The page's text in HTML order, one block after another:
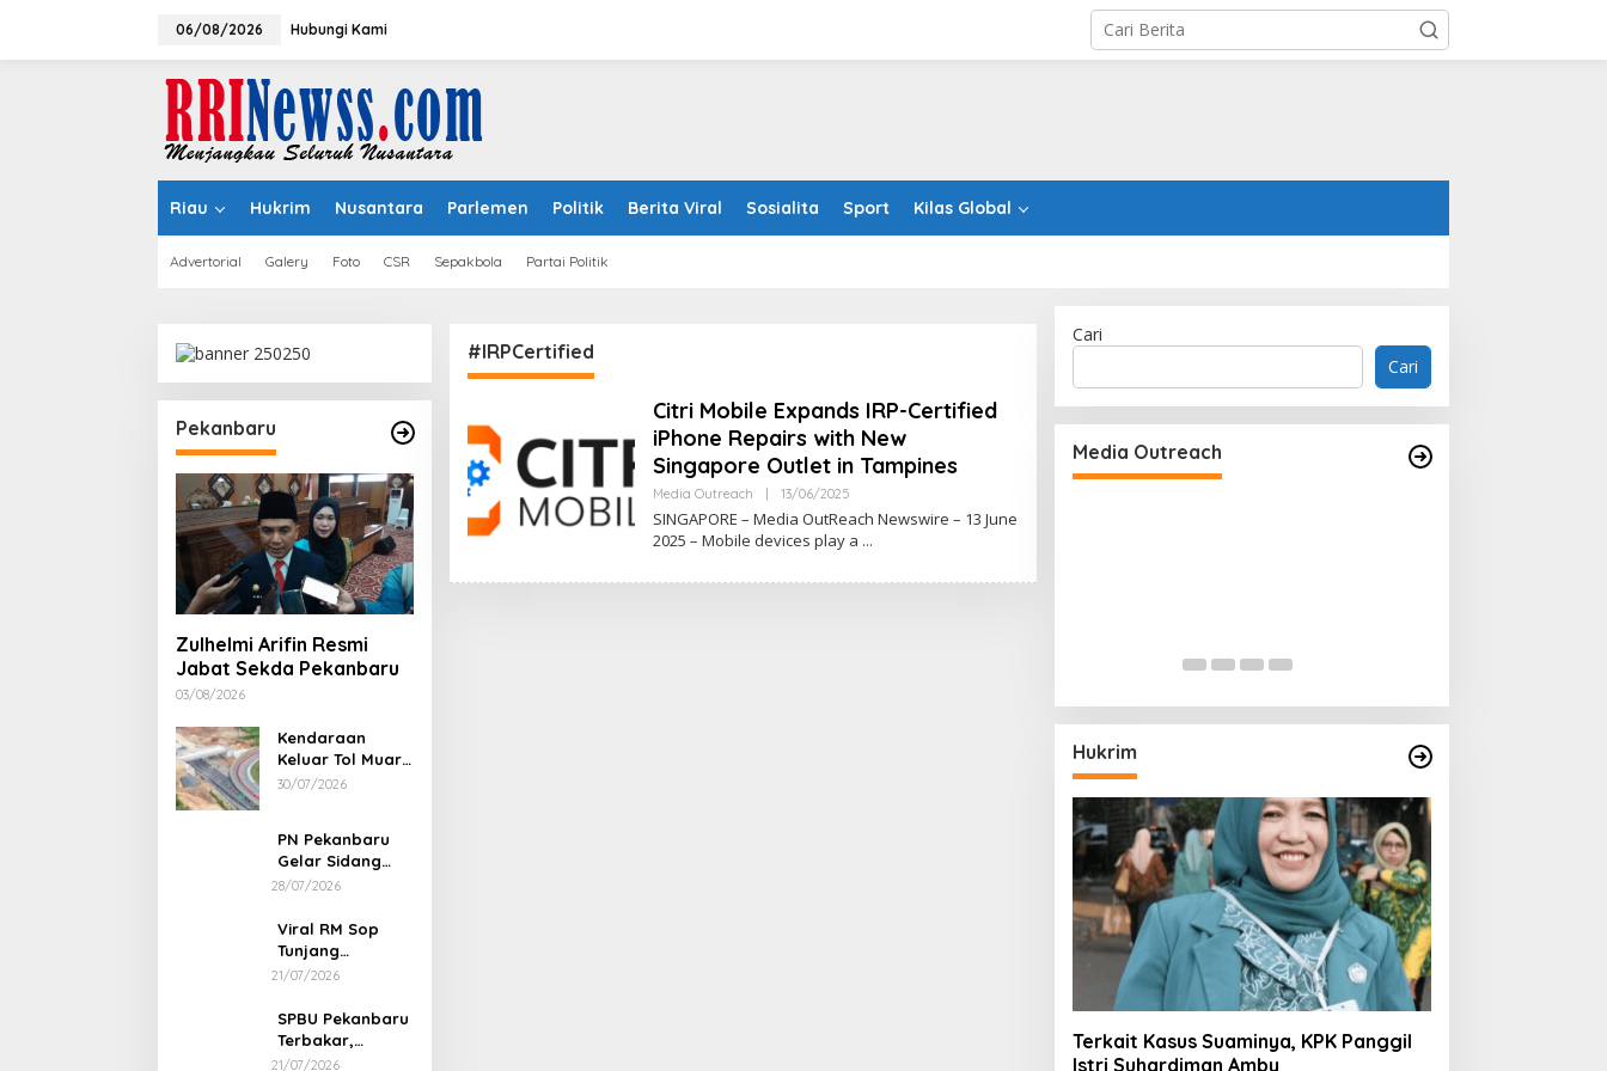
06/08/2026 Hubungi Kami
Riau Hukrim Nusantara Parlemen Politik Berita Viral Sosialita Sport Kilas Global
Advertorial Galery Foto CSR Sepakbola Partai Politik
Pekanbaru
Zulhelmi Arifin Resmi
Jabat Sekda Pekanbaru
03/08/2026
Kendaraan
Keluar Tol Muara
Fajar Dialihkan
30/07/2026
PN Pekanbaru
Gelar Sidang
Putusan Perkara
Juli 2026
28/07/2026
Viral RM Sop
Tunjang
Pekanbaru
Pelanggan,
Pemilik Minta
Maaf
21/07/2026
SPBU Pekanbaru
Terbakar,
Diduga Sumber
21/07/2026
#IRPCertified
Citri Mobile Expands IRP-Certified
iPhone Repairs with New
Singapore Outlet in Tampines
Media Outreach 13/06/2025Oleh
SINGAPORE – Media OutReach Newswire – 13 June
2025 – Mobile devices play a
Cari
Cari
Media Outreach
Holistic Way Unveils New Plant-
Decades of Flavour, Family and
Innovation with Four Bold New
Sauces
Bee Choo Origin Launches Dead
Sea Mud Mineral Scalp Detox
Mask in Singapore
MORROW Targets US$230 Million
Flagship Launches
Hukrim
Terkait Kasus Suaminya, KPK Panggil
Istri Suhardiman Amby